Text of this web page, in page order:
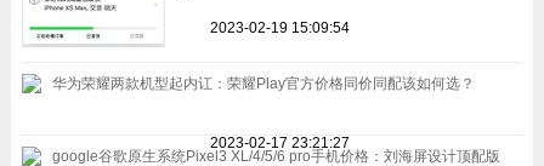
2023-02-19 15:09:54
华为荣耀两款机型起内讧：荣耀Play官方价格同价同配该如何选？
2023-02-17 23:21:27
google谷歌原生系统Pixel3 XL/4/5/6 pro手机价格：刘海屏设计顶配版